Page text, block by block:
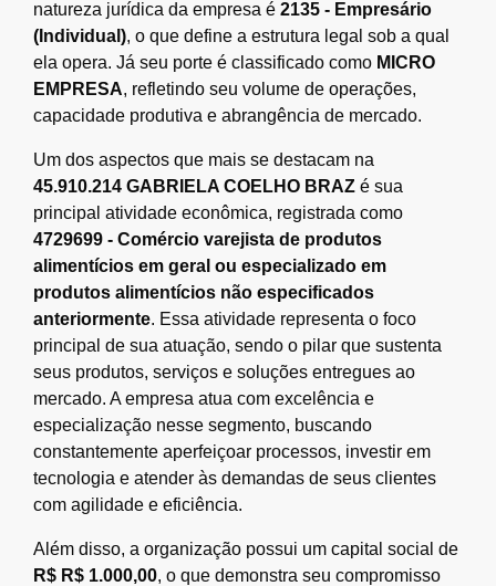
natureza jurídica da empresa é 2135 - Empresário
(Individual), o que define a estrutura legal sob a qual
ela opera. Já seu porte é classificado como MICRO
EMPRESA, refletindo seu volume de operações,
capacidade produtiva e abrangência de mercado.
Um dos aspectos que mais se destacam na
45.910.214 GABRIELA COELHO BRAZ é sua
principal atividade econômica, registrada como
4729699 - Comércio varejista de produtos
alimentícios em geral ou especializado em
produtos alimentícios não especificados
anteriormente. Essa atividade representa o foco
principal de sua atuação, sendo o pilar que sustenta
seus produtos, serviços e soluções entregues ao
mercado. A empresa atua com excelência e
especialização nesse segmento, buscando
constantemente aperfeiçoar processos, investir em
tecnologia e atender às demandas de seus clientes
com agilidade e eficiência.
Além disso, a organização possui um capital social de
R$ R$ 1.000,00, o que demonstra seu compromisso